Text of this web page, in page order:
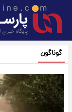
گوناگون